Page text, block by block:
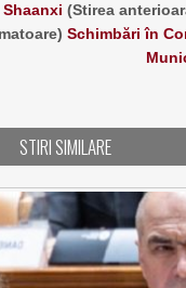
(Stirea
Schimbări în
STIRI SIMILARE